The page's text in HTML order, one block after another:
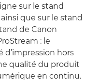
sur le stand
que sur le stand
de Canon
: le
hors
qualité du produit
en continu.